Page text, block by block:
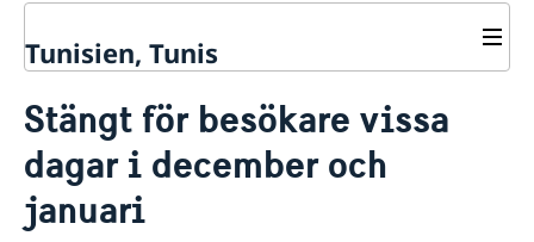
Tunisien, Tunis
Om oss
Så stöttar vi svenska företag
Vi är en resurs för svenska företag
Team Sweden
Aktuellt
Stängt för besökare vissa
dagar i december och
januari